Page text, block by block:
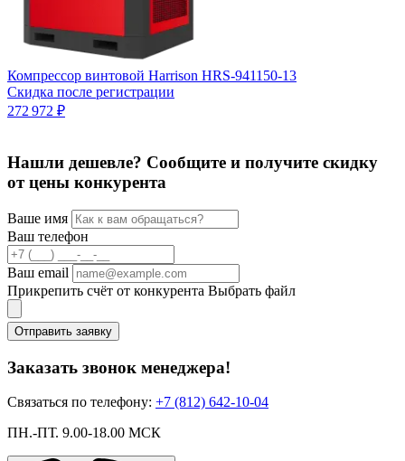
Компрессор винтовой Harrison HRS-941150-13
Скидка после регистрации
272 972 ₽
Нашли дешевле? Сообщите и получите скидку
от цены конкурента
Ваше имя
Ваш телефон
Ваш email
Прикрепить счёт от конкурента Выбрать файл
Отправить заявку
Заказать звонок менеджера!
Связаться по телефону: +7 (812) 642-10-04
ПН.-ПТ. 9.00-18.00 МСК